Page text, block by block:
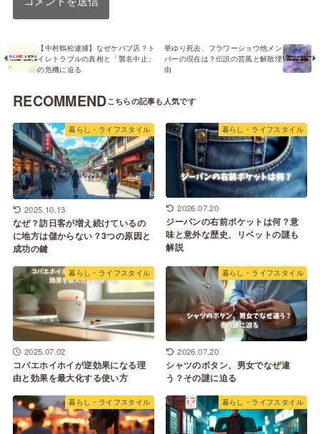
華ゆり死去、フラワーショウ他メン
バーの現在は？伝説の芸風と解散理
由
【中村鶴松逮捕】なぜケバブ店？ト
イレトラブルの真相と「襲名中止」
の危機に迫る
RECOMMEND
暮らし・ライフスタイル
2025.10.13
なぜ？訪日客が増え続けているの
に地方は儲からない？3つの原因と
成功の鍵
暮らし・ライフスタイル
2026.07.20
ジーパンの右前ポケットは何？意
味と意外な歴史、リベットの謎も
解説
暮らし・ライフスタイル
2025.07.02
コバエホイホイが逆効果になる理
由と効果を最大化する使い方
暮らし・ライフスタイル
2026.07.20
シャツのボタン、男女でなぜ違
う？その謎に迫る
暮らし・ライフスタイル 暮らし・ライフスタイル